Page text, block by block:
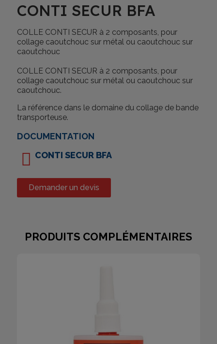
CONTI SECUR BFA
COLLE CONTI SECUR à 2 composants, pour
collage caoutchouc sur métal ou caoutchouc sur
caoutchouc
COLLE CONTI SECUR à 2 composants, pour
collage caoutchouc sur métal ou caoutchouc sur
caoutchouc.
La référence dans le domaine du collage de bande
transporteuse.
DOCUMENTATION
CONTI SECUR BFA
Demander un devis
PRODUITS COMPLÉMENTAIRES